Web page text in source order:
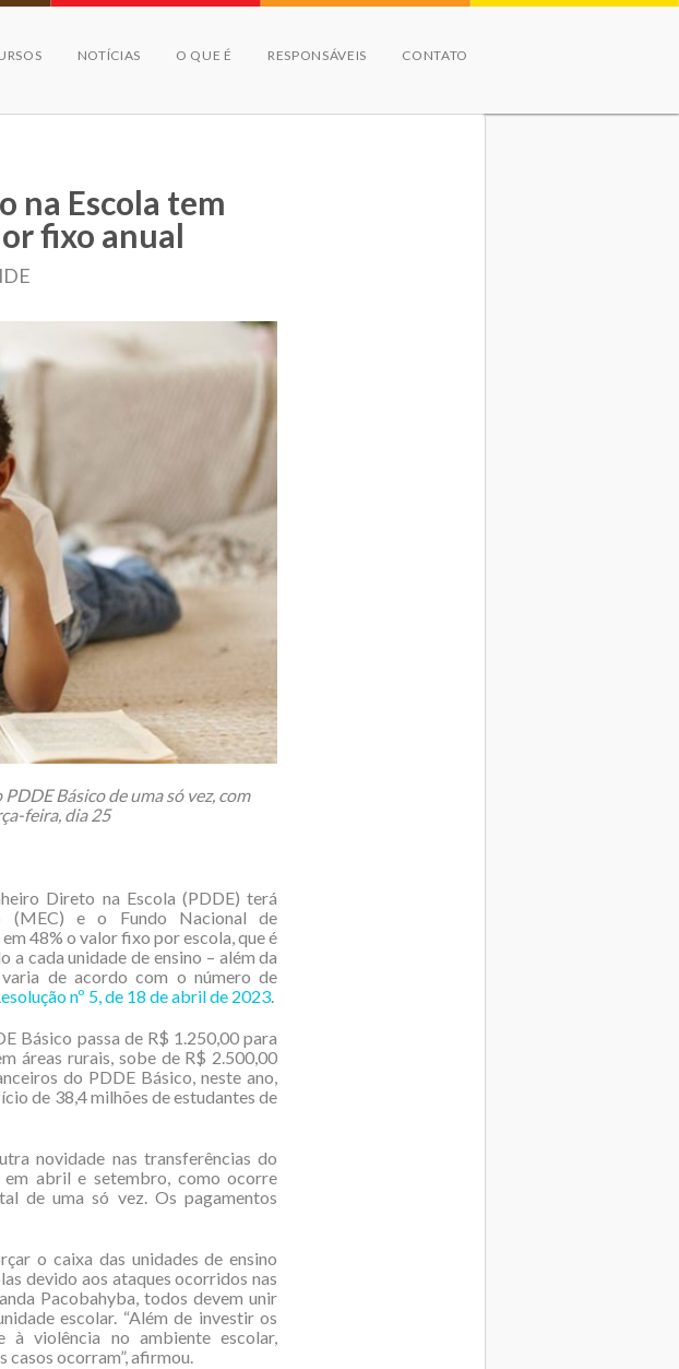
NOTÍCIAS O QUE É RESPONSÁVEIS CONTATO
na Escola tem
fixo anual
Básico de uma só vez, com
feira, dia 25
Direto na Escola (PDDE) terá
(MEC) e o Fundo Nacional de
48% o valor fixo por escola, que é
cada unidade de ensino – além da
de acordo com o número de
nº 5, de 18 de abril de 2023.
Básico passa de R$ 1.250,00 para
áreas rurais, sobe de R$ 2.500,00
do PDDE Básico, neste ano,
de 38,4 milhões de estudantes de
novidade nas transferências do
em abril e setembro, como ocorre
de uma só vez. Os pagamentos
o caixa das unidades de ensino
devido aos ataques ocorridos nas
Pacobahyba, todos devem unir
escolar. “Além de investir os
à violência no ambiente escolar,
ocorram”, afirmou.